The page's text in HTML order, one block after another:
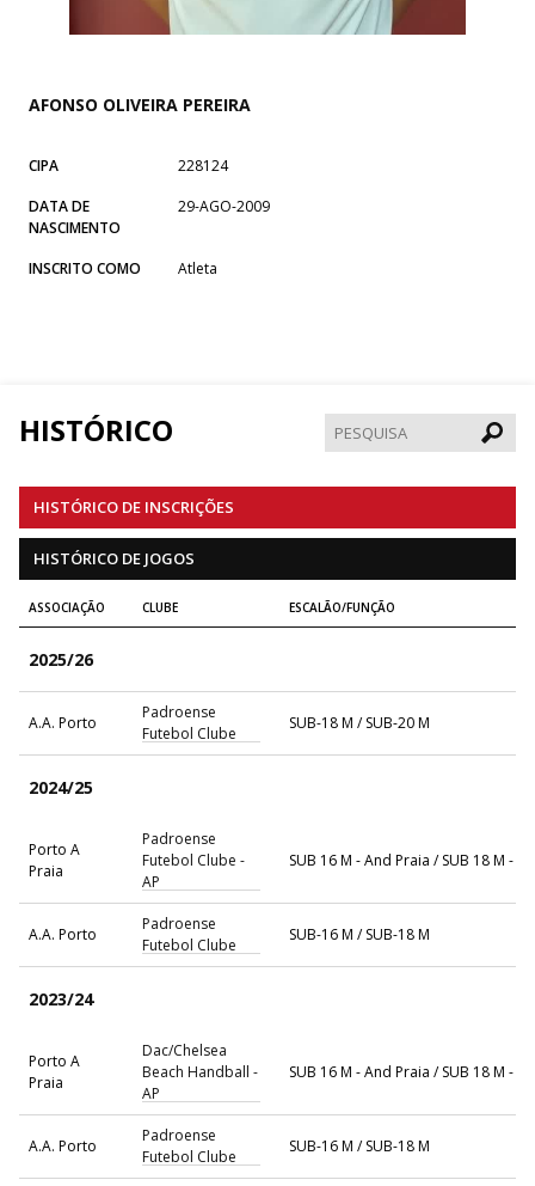
AFONSO OLIVEIRA PEREIRA
CIPA
228124
DATA DE
NASCIMENTO
29-AGO-2009
INSCRITO COMO Atleta
HISTÓRICO
HISTÓRICO DE INSCRIÇÕES
HISTÓRICO DE JOGOS
ASSOCIAÇÃO CLUBE ESCALÃO/FUNÇÃO
2025/26
A.A. Porto
Padroense
Futebol Clube
SUB-18 M / SUB-20 M
2024/25
Porto A
Praia
Padroense
Futebol Clube -
AP
SUB 16 M - And Praia / SUB 18 M -
A.A. Porto
Padroense
Futebol Clube
SUB-16 M / SUB-18 M
2023/24
Porto A
Praia
Dac/Chelsea
Beach Handball -
AP
SUB 16 M - And Praia / SUB 18 M -
A.A. Porto
Padroense
Futebol Clube
SUB-16 M / SUB-18 M